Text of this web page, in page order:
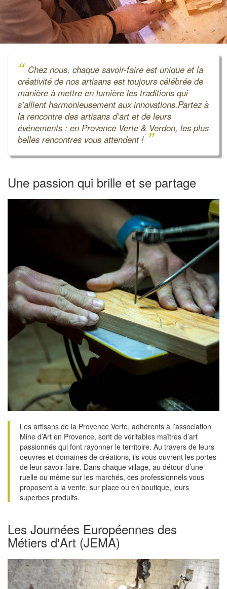
“ Chez nous, chaque savoir-faire est unique et la
créativité de nos artisans est toujours célébrée de
manière à mettre en lumière les traditions qui
s’allient harmonieusement aux innovations.Partez à
la rencontre des artisans d’art et de leurs
événements : en Provence Verte & Verdon, les plus
belles rencontres vous attendent ! ”
Une passion qui brille et se partage
Les artisans de la Provence Verte, adhérents à l’association
Mine d’Art en Provence, sont de véritables maîtres d’art
passionnés qui font rayonner le territoire. Au travers de leurs
oeuvres et domaines de créations, ils vous ouvrent les portes
de leur savoir-faire. Dans chaque village, au détour d’une
ruelle ou même sur les marchés, ces professionnels vous
proposent à la vente, sur place ou en boutique, leurs
superbes produits.
Les Journées Européennes des
Métiers d'Art (JEMA)